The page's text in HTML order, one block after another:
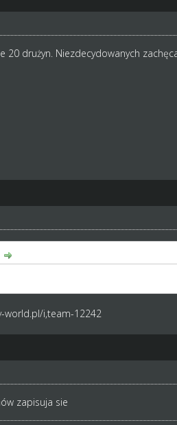
20 drużyn. Niezdecydowanych
world.pl/i,team-12242
zapisuja sie